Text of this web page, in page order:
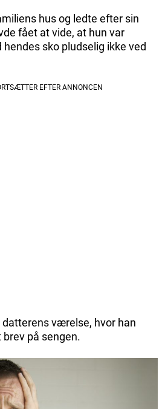
hus og ledte efter sin
fået at vide, at hun var
sko pludselig ikke ved
datterens værelse, hvor han
på sengen.